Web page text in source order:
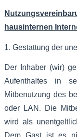
hausinternen
1. Gestattung der
Der Inhaber (wir)
Aufenthaltes in
Mitbenutzung des
oder LAN. Die
wird als